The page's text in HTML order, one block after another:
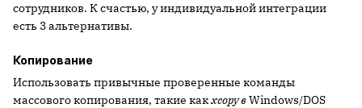
сотрудников. К счастью, у индивидуальной интеграции
есть 3 альтернативы.
Копирование
Использовать привычные проверенные команды
массового копирования, такие какxcopyв Windows/DOS